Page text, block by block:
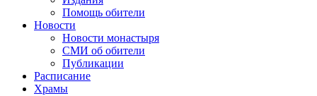
Помощь обители
Новости
Новости монастыря
СМИ об обители
Публикации
Расписание
Храмы